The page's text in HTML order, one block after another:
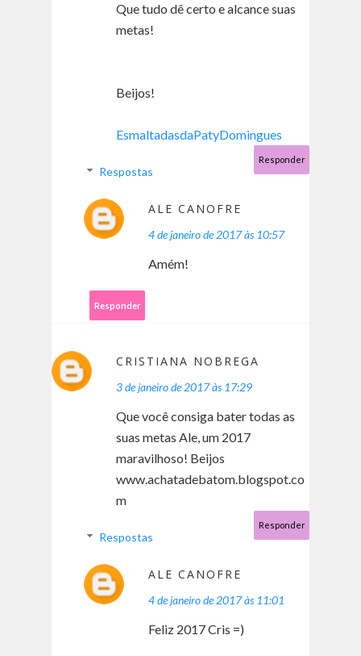
Que tudo dê certo e alcance suas
metas!
Beijos!
EsmaltadasdaPatyDomingues
Responder
Respostas
ALE CANOFRE
4 de janeiro de 2017 às 10:57
Amém!
Responder
CRISTIANA NOBREGA
3 de janeiro de 2017 às 17:29
Que você consiga bater todas as
suas metas Ale, um 2017
maravilhoso! Beijos
www.achatadebatom.blogspot.co
m
Responder
Respostas
ALE CANOFRE
4 de janeiro de 2017 às 11:01
Feliz 2017 Cris =)